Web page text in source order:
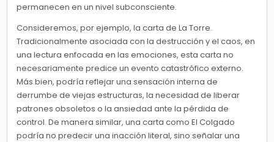
permanecen en un nivel subconsciente.
Consideremos, por ejemplo, la carta de La Torre.
Tradicionalmente asociada con la destrucción y el caos, en
una lectura enfocada en las emociones, esta carta no
necesariamente predice un evento catastrófico externo.
Más bien, podría reflejar una sensación interna de
derrumbe de viejas estructuras, la necesidad de liberar
patrones obsoletos o la ansiedad ante la pérdida de
control. De manera similar, una carta como El Colgado
podría no predecir una inacción literal, sino señalar una